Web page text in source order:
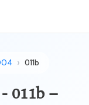
011b
011b –